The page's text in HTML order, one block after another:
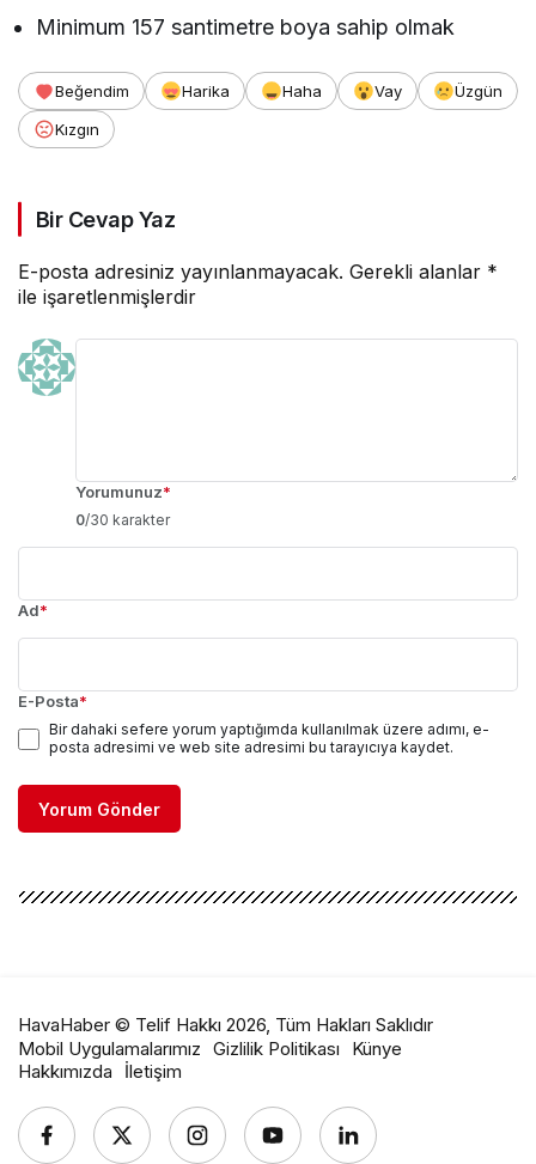
Minimum 157 santimetre boya sahip olmak
Beğendim Harika Haha Vay
Üzgün
Kızgın
Bir Cevap Yaz
E-posta adresiniz yayınlanmayacak. Gerekli alanlar *
ile işaretlenmişlerdir
Yorumunuz*
0/30 karakter
Ad*
E-Posta*
Bir dahaki sefere yorum yaptığımda kullanılmak üzere adımı, e-
posta adresimi ve web site adresimi bu tarayıcıya kaydet.
Yorum Gönder
HavaHaber © Telif Hakkı 2026, Tüm Hakları Saklıdır
Mobil Uygulamalarımız Gizlilik Politikası
Künye
Hakkımızda
İletişim